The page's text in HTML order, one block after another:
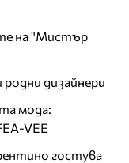
на "Мистър
дизайнери
мода:
VEE
гостува